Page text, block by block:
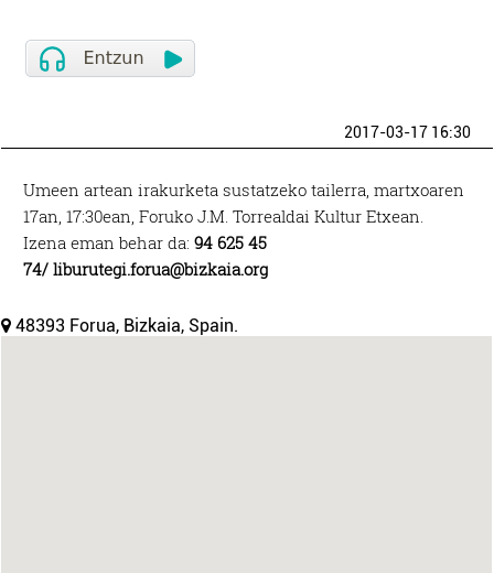
2017-03-17 16:30
Umeen artean irakurketa sustatzeko tailerra, martxoaren
17an, 17:30ean, Foruko J.M. Torrealdai Kultur Etxean.
Izena eman behar da:94 625 45
74/liburutegi.forua@bizkaia.org
48393 Forua, Bizkaia, Spain.